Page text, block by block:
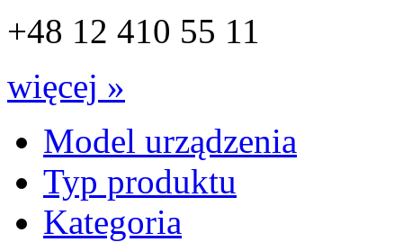
+48 12 410 55 11
więcej »
Model urządzenia
Typ produktu
Kategoria